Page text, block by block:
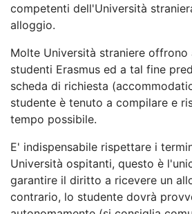
competenti dell'Università
alloggio.
Molte Università straniere
studenti Erasmus ed a tal fine
scheda di richiesta
studente è tenuto a compilare e
tempo possibile.
E' indispensabile rispettare i
Università ospitanti, questo è
garantire il diritto a ricevere un
contrario, lo studente dovrà